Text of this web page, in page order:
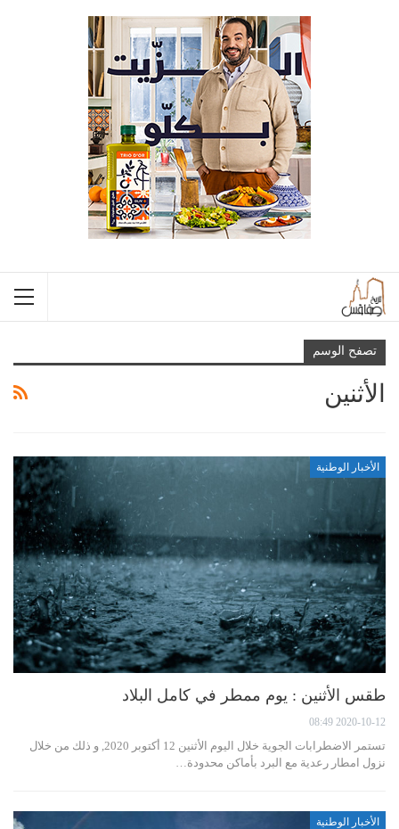
تصفح الوسم
الأثنين
الأخبار الوطنية
طقس الأثنين : يوم ممطر في كامل البلاد
2020-10-12 08:49
تستمر الاضطرابات الجوية خلال اليوم الأثنين 12 أكتوبر 2020, و ذلك من خلال
نزول امطار رعدية مع البرد بأماكن محدودة…
الأخبار الوطنية